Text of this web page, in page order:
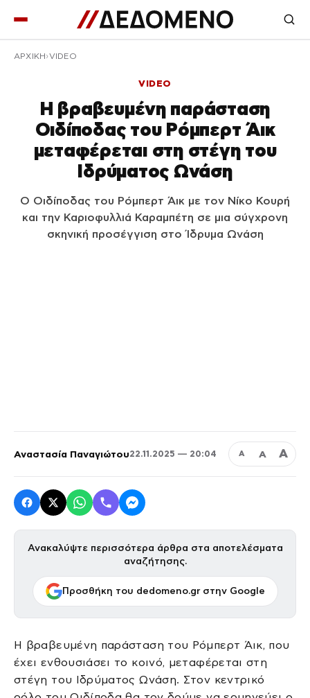
ΑΡΧΙΚΉ VIDEO
VIDEO
Η βραβευμένη παράσταση
Οιδίποδας του Ρόμπερτ Άικ
μεταφέρεται στη στέγη του
Ιδρύματος Ωνάση
Ο Οιδίποδας του Ρόμπερτ Άικ με τον Νίκο Κουρή
και την Καριοφυλλιά Καραμπέτη σε μια σύγχρονη
σκηνική προσέγγιση στο Ίδρυμα Ωνάση
Αναστασία Παναγιώτου22.11.2025 — 20:04 Α Α Α
Ανακαλύψτε περισσότερα άρθρα στα αποτελέσματα
αναζήτησης.
Προσθήκη του dedomeno.gr στην Google
Η βραβευμένη παράσταση του Ρόμπερτ Άικ, που
έχει ενθουσιάσει το κοινό, μεταφέρεται στη
στέγη του Ιδρύματος Ωνάση. Στον κεντρικό